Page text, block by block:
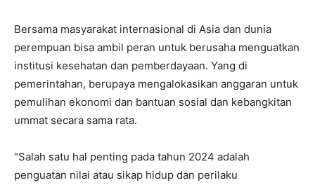
Bersama masyarakat internasional di Asia dan dunia
perempuan bisa ambil peran untuk berusaha menguatkan
institusi kesehatan dan pemberdayaan. Yang di
pemerintahan, berupaya mengalokasikan anggaran untuk
pemulihan ekonomi dan bantuan sosial dan kebangkitan
ummat secara sama rata.
“Salah satu hal penting pada tahun 2024 adalah
penguatan nilai atau sikap hidup dan perilaku